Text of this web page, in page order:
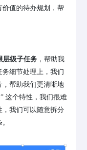
值的待办规划，帮
层级子任务 ，帮助我
细节处理上，我们
帮助我们更清晰地
这个特性，我们很难
我们可以随意拆分